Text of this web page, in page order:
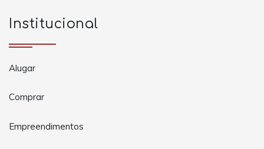
Institucional
Alugar
Comprar
Empreendimentos